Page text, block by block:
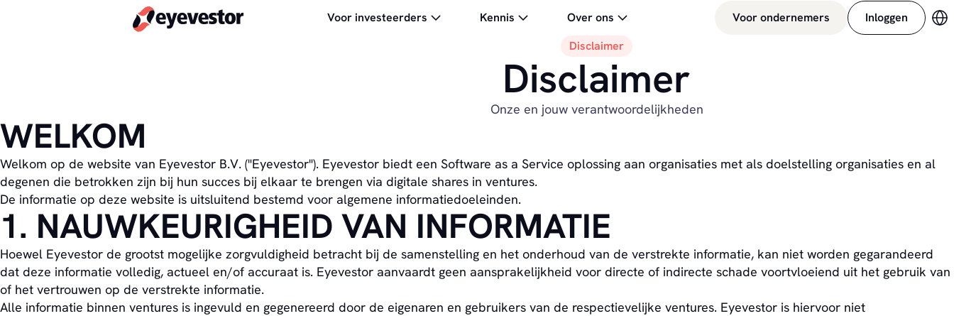
Voor investeerders Kennis Over ons Voor ondernemers Inloggen
Disclaimer
Disclaimer
Onze en jouw verantwoordelijkheden
WELKOM
Welkom op de website van Eyevestor B.V. ("Eyevestor"). Eyevestor biedt een Software as a Service oplossing aan organisaties met als doelstelling organisaties en al
degenen die betrokken zijn bij hun succes bij elkaar te brengen via digitale shares in ventures.
De informatie op deze website is uitsluitend bestemd voor algemene informatiedoeleinden.
1. NAUWKEURIGHEID VAN INFORMATIE
Hoewel Eyevestor de grootst mogelijke zorgvuldigheid betracht bij de samenstelling en het onderhoud van de verstrekte informatie, kan niet worden gegarandeerd
dat deze informatie volledig, actueel en/of accuraat is. Eyevestor aanvaardt geen aansprakelijkheid voor directe of indirecte schade voortvloeiend uit het gebruik van
of het vertrouwen op de verstrekte informatie.
Alle informatie binnen ventures is ingevuld en gegenereerd door de eigenaren en gebruikers van de respectievelijke ventures. Eyevestor is hiervoor niet